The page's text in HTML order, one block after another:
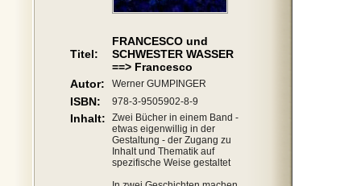
Titel:
FRANCESCO und
SCHWESTER WASSER
==> Francesco
Autor:
Werner GUMPINGER
ISBN: 978-3-9505902-8-9
Inhalt:
Zwei Bücher in einem Band -
etwas eigenwillig in der
Gestaltung - der Zugang zu
Inhalt und Thematik auf
spezifische Weise gestaltet